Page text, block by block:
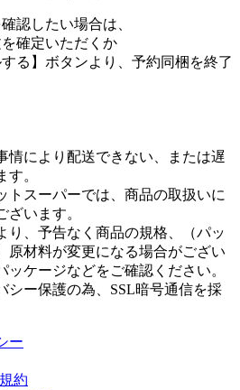
認したい場合は、
確定いただくか
る】ボタンより、予約同梱を終了
情により配送できない、または遅
。
トスーパーでは、商品の取扱いに
ざいます。
り、予告なく商品の規格、（パッ
原材料が変更になる場合がござい
ッケージなどをご確認ください。
シー保護の為、SSL暗号通信を採
ー
約